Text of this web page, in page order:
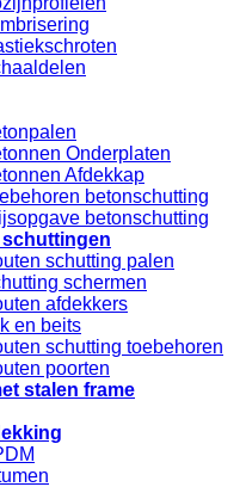
Onderplaten
Afdekkap
betonschutting
betonschutting
schuttingen
schutting palen
schermen
afdekkers
en beits
schutting toebehoren
poorten
stalen frame